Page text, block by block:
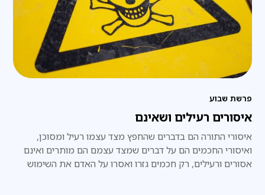
פרשת שבוע
איסורים רעילים ושאינם
איסורי התורה הם בדברים שהחפץ מצד עצמו רעיל ומסוכן,
ואיסורי החכמים הם על דברים שמצד עצמם הם מותרים ואינם
אסורים ורעילים, רק חכמים גזרו ואסרו על האדם את השימוש